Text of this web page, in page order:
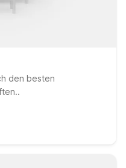
den besten